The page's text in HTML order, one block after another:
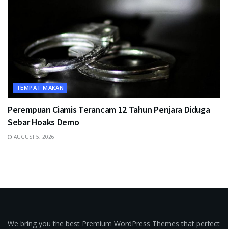
TEMPAT MAKAN
Perempuan Ciamis Terancam 12 Tahun Penjara Diduga
Sebar Hoaks Demo
AUGUST 5, 2026
We bring you the best Premium WordPress Themes that perfect